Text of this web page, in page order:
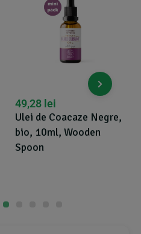
Ulei de Coacaze Negre,
bio, 10ml, Wooden
Spoon
49,28 lei